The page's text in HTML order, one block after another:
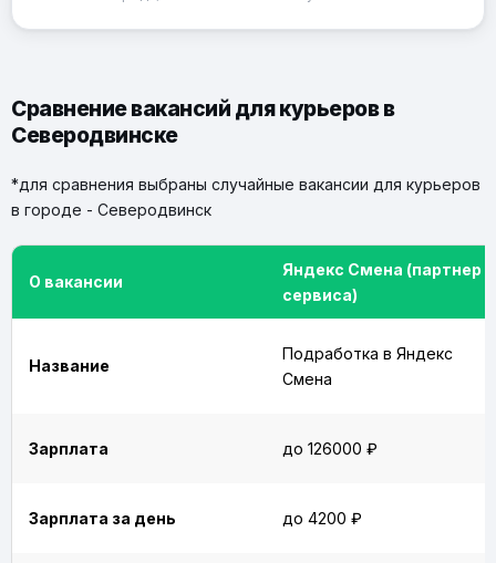
Сравнение вакансий для курьеров в
Северодвинске
*для сравнения выбраны случайные вакансии для курьеров
в городе - Северодвинск
О вакансии
Яндекс Смена (партнер
сервиса)
Название
Подработка в Яндекс
Смена
Зарплата до 126000 ₽
Зарплата за день до 4200 ₽